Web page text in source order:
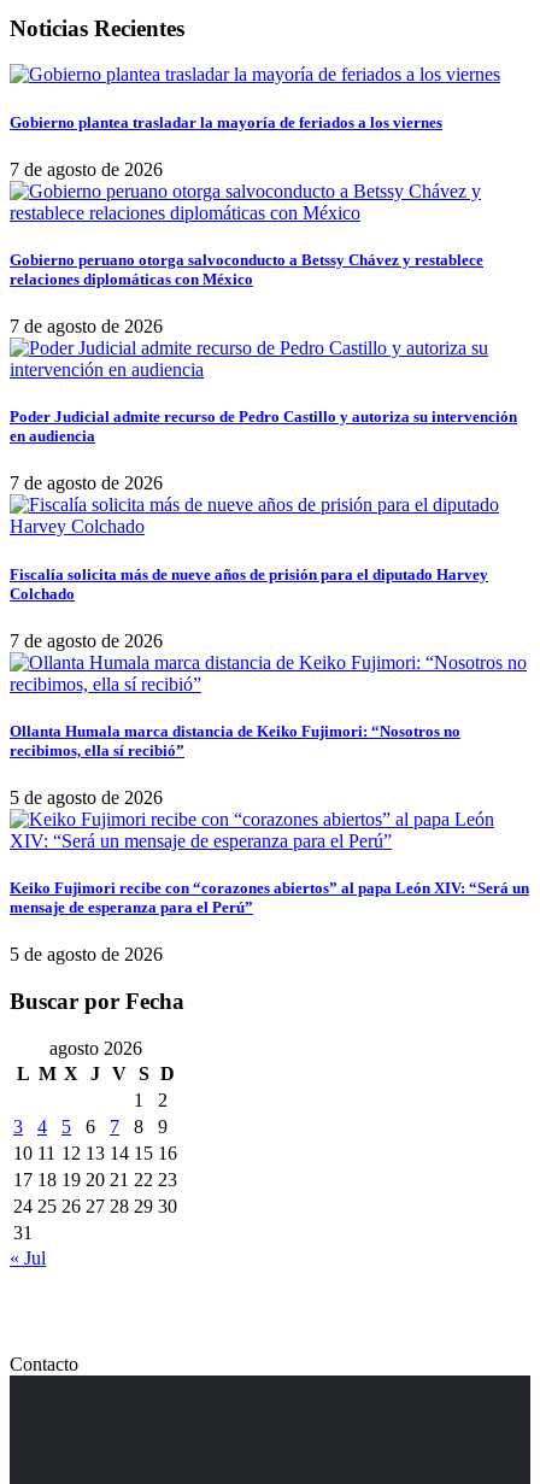
Noticias Recientes
Gobierno plantea trasladar la mayoría de feriados a los viernes
7 de agosto de 2026
Gobierno peruano otorga salvoconducto a Betssy Chávez y restablece
relaciones diplomáticas con México
7 de agosto de 2026
Poder Judicial admite recurso de Pedro Castillo y autoriza su intervención
en audiencia
7 de agosto de 2026
Fiscalía solicita más de nueve años de prisión para el diputado Harvey
Colchado
7 de agosto de 2026
Ollanta Humala marca distancia de Keiko Fujimori: “Nosotros no
recibimos, ella sí recibió”
5 de agosto de 2026
Keiko Fujimori recibe con “corazones abiertos” al papa León XIV: “Será un
mensaje de esperanza para el Perú”
5 de agosto de 2026
Buscar por Fecha
agosto 2026
L M X J V S D
1
2
3
4 5 6 7 8
9
10 11 12 13 14 15 16
17 18 19 20 21 22 23
24 25 26 27 28 29 30
31
« Jul
Contacto